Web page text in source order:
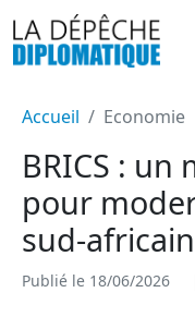
Accueil Economie
BRICS : un
pour
sud-
Publié le 18/06/2026